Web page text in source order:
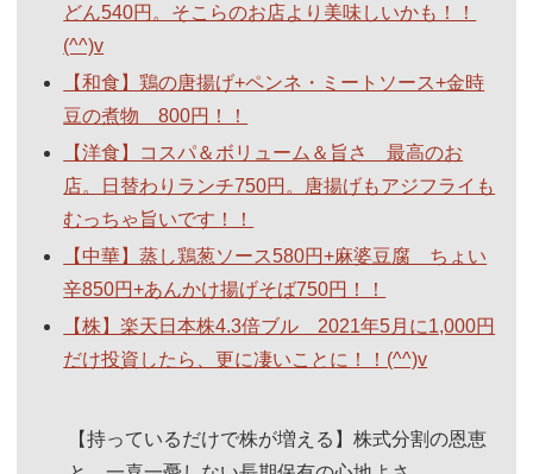
どん540円。そこらのお店より美味しいかも！！
(^^)v
【和食】鶏の唐揚げ+ペンネ・ミートソース+金時
豆の煮物 800円！！
【洋食】コスパ＆ボリューム＆旨さ 最高のお
店。日替わりランチ750円。唐揚げもアジフライも
むっちゃ旨いです！！
【中華】蒸し鶏葱ソース580円+麻婆豆腐 ちょい
辛850円+あんかけ揚げそば750円！！
【株】楽天日本株4.3倍ブル 2021年5月に1,000円
だけ投資したら、更に凄いことに！！(^^)v
【持っているだけで株が増える】株式分割の恩恵